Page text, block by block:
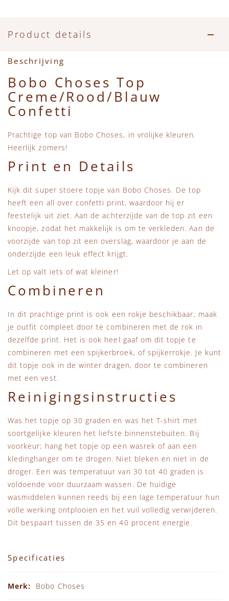
Zwemkleding
Feestkleding
Beren, Speendoekjes en Knuffeldoekjes
Tassen
Verzorgingsproducten
Beren
Mini Rodini
+1 in the family
New Balance
Piupiuchick
Play Up
Sproet & Sprout
Tiny Cottons
Product details
Beschrijving
Bobo Choses Top
Creme/Rood/Blauw
Confetti
Prachtige top van Bobo Choses, in vrolijke kleuren.
Heerlijk zomers!
Print en Details
Kijk dit super stoere topje van Bobo Choses. De top
heeft een all over confetti print, waardoor hij er
feestelijk uit ziet. Aan de achterzijde van de top zit een
knoopje, zodat het makkelijk is om te verkleden. Aan de
voorzijde van top zit een overslag, waardoor je aan de
onderzijde een leuk effect krijgt.
Let op valt iets of wat kleiner!
Combineren
In dit prachtige print is ook een rokje beschikbaar, maak
je outfit compleet door te combineren met de rok in
dezelfde print. Het is ook heel gaaf om dit topje te
combineren met een spijkerbroek, of spijkerrokje. Je kunt
dit topje ook in de winter dragen, door te combineren
met een vest.
Reinigingsinstructies
Was het topje op 30 graden en was het T-shirt met
soortgelijke kleuren het liefste binnenstebuiten. Bij
voorkeur; hang het topje op een wasrek of aan een
kledinghanger om te drogen. Niet bleken en niet in de
droger. Een was temperatuur van 30 tot 40 graden is
voldoende voor duurzaam wassen. De huidige
wasmiddelen kunnen reeds bij een lage temperatuur hun
volle werking ontplooien en het vuil volledig verwijderen.
Dit bespaart tussen de 35 en 40 procent energie.
Specificaties
Bobo Choses